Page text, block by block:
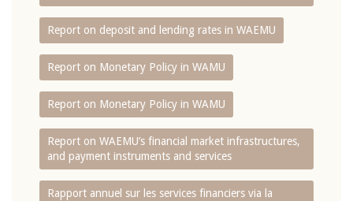
Report on deposit and lending rates in WAEMU
Report on Monetary Policy in WAMU
Report on Monetary Policy in WAMU
Report on WAEMU’s financial market infrastructures,
and payment instruments and services
Rapport annuel sur les services financiers via la